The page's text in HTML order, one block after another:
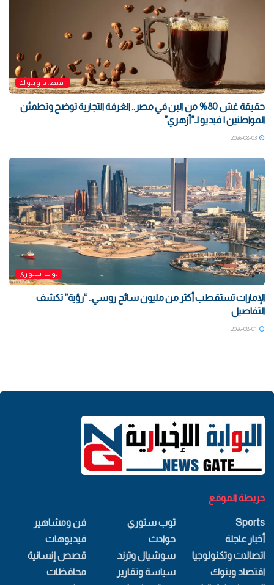
اقتصاد وبنوك
حقيقة غش 80% من البن في مصر.. الغرفة التجارية توضح وتطمئن
المواطنين | فيديو لـ”أزهري”
توب ستوري
الإمارات تستقطب أكثر من مليون سائح روسي.. “رؤية” تكشف
التفاصيل
خريطة الموقع
Sports
أخبار عاجلة
اتصالات وتكنولوجيا
اقتصاد وبنوك
توب ستوري
حوادث
سوشيال وترند
سياسة وتقارير
فن ومشاهير
فيديوهات
قصص إنسانية
محافظات